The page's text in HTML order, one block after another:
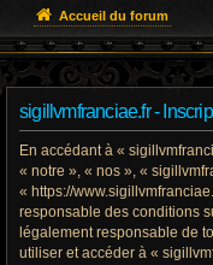
Accueil du forum
sigillvmfranciae.fr -
En accédant à «
« notre », « nos », «
« https://
responsable des conditions
légalement responsable de
utiliser et accéder à «